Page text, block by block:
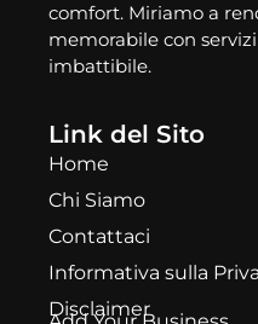
comfort. Miriamo a
memorabile con
imbattibile.
Link del Sito
Home
Chi Siamo
Contattaci
Informativa sulla
Disclaimer